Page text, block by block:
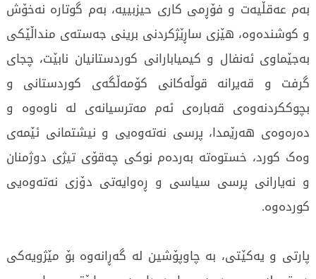
بەم عەقڵیەت و فۆڕمی کاری حیزبییە، بەم گوتارە نەخۆش
و کوشندەوە، هێزی ساڕێژکردنی برینی جەستەی منداڵێکی
بەجێماوی ئەنفال و کیمیابارانی کوردستانیان نابێت، چجای
گرفت و قەیرانە قوڵەکانی کۆمەڵگەی کوردستانی و
بچوککردنەوەی قەبارەی ئەم مەترسیانەی لە ناوەوە و
دەرەوەی هەرێمدا، پرسی نەتەوەیی و نیشتمانی ئێمەی
وەک کورد، خستوەتە بەردەم نوکی چەقۆی تیژی دوژمنان
و نەیارانی پرسی سیاسی و ڕەوایەتی دۆزی نەتەوەیی
کوردەوە.
پارتی و یەکێتی، بە چاوپۆشین لە گەڕانەوە بۆ مێژویەکی